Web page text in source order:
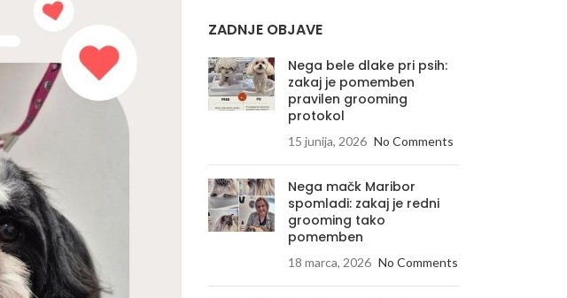
ZADNJE OBJAVE
Nega bele dlake pri psih:
zakaj je pomemben
pravilen grooming
protokol
15 junija, 2026 No Comments
Nega mačk Maribor
spomladi: zakaj je redni
grooming tako
pomemben
18 marca, 2026 No Comments